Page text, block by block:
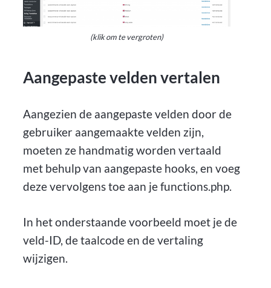
(klik om te vergroten)
Aangepaste velden vertalen
Aangezien de aangepaste velden door de
gebruiker aangemaakte velden zijn,
moeten ze handmatig worden vertaald
met behulp van aangepaste hooks, en voeg
deze vervolgens toe aan je functions.php.
In het onderstaande voorbeeld moet je de
veld-ID, de taalcode en de vertaling
wijzigen.